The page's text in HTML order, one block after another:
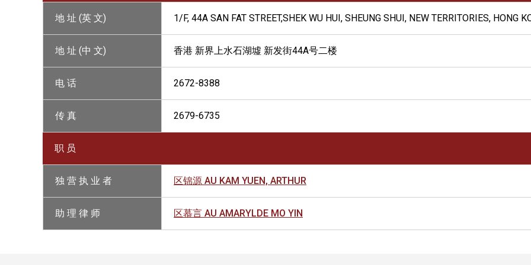
地 址 (英 文) 1/F, 44A SAN FAT STREET,SHEK WU HUI, SHEUNG SHUI, NEW TERRITORIES, HONG
地 址 (中 文) 香港 新界上水石湖墟 新发街44A号二楼
电 话 2672-8388
传 真 2679-6735
职 员
独 营 执 业 者 区锦源 AU KAM YUEN, ARTHUR
助 理 律 师 区慕言 AU AMARYLDE MO YIN